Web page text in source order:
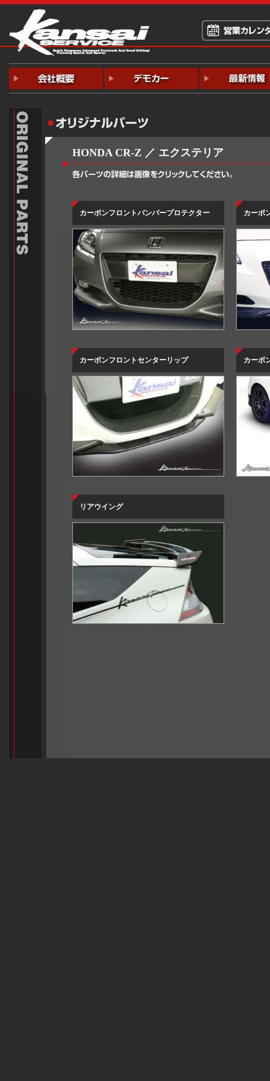
HONDA CR-Z ／ エクステリア
カーボンフロントバンパープロテクター カーボ
カーボンフロントセンターリップ カーボ
リアウイング